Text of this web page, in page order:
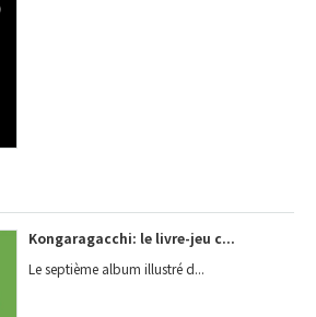
Kongaragacchi: le livre-jeu c...
Le septième album illustré d...